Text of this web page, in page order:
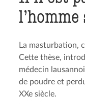
La masturbation,
Cette thèse,
médecin
de poudre et
XXe siècle.